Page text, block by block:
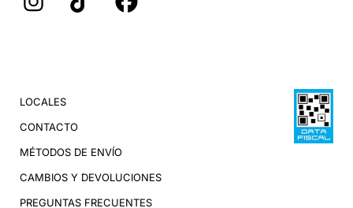
LOCALES
CONTACTO
MÉTODOS DE ENVÍO
CAMBIOS Y DEVOLUCIONES
PREGUNTAS FRECUENTES